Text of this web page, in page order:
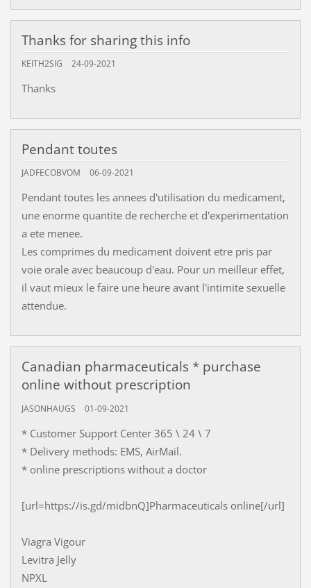
Thanks for sharing this info
KEITH2SIG 24-09-2021
Thanks
Pendant toutes
JADFECOBVOM 06-09-2021
Pendant toutes les annees d'utilisation du medicament,
une enorme quantite de recherche et d'experimentation
a ete menee.
Les comprimes du medicament doivent etre pris par
voie orale avec beaucoup d'eau. Pour un meilleur effet,
il vaut mieux le faire une heure avant l'intimite sexuelle
attendue.
Canadian pharmaceuticals * purchase
online without prescription
JASONHAUGS 01-09-2021
* Customer Support Center 365 \ 24 \ 7
* Delivery methods: EMS, AirMail.
* online prescriptions without a doctor
[url=https://is.gd/midbnQ]Pharmaceuticals online[/url]
Viagra Vigour
Levitra Jelly
NPXL